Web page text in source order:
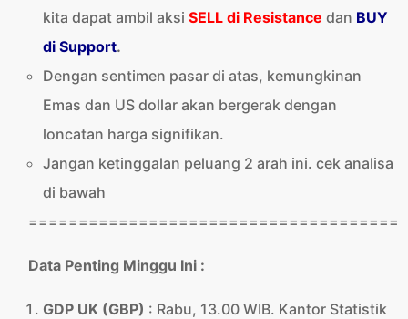
kita dapat ambil aksi SELL di Resistance dan BUY
di Support.
Dengan sentimen pasar di atas, kemungkinan
Emas dan US dollar akan bergerak dengan
loncatan harga signifikan.
Jangan ketinggalan peluang 2 arah ini. cek analisa
di bawah
=====================================
Data Penting Minggu Ini :
GDP UK (GBP) : Rabu, 13.00 WIB. Kantor Statistik